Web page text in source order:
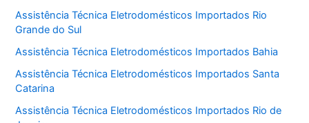
Assistência Técnica Eletrodomésticos Importados Rio
Grande do Sul
Assistência Técnica Eletrodomésticos Importados Bahia
Assistência Técnica Eletrodomésticos Importados Santa
Catarina
Assistência Técnica Eletrodomésticos Importados Rio de